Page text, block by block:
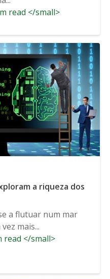
read </small>
a riqueza dos
a flutuar num mar
mais...
read </small>